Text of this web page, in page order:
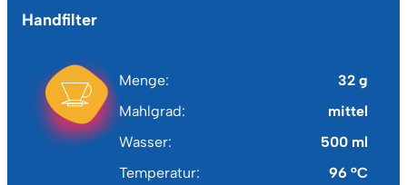
Handfilter
Menge
32 g
Mahlgrad
mittel
Wasser
500 ml
Temperatur
96 °C